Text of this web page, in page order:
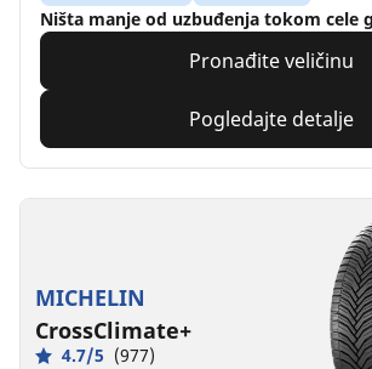
Ništa manje od uzbuđenja tokom cele
Pronađite veličinu
Pogledajte detalje
MICHELIN
CrossClimate+
4.7/5 (977)